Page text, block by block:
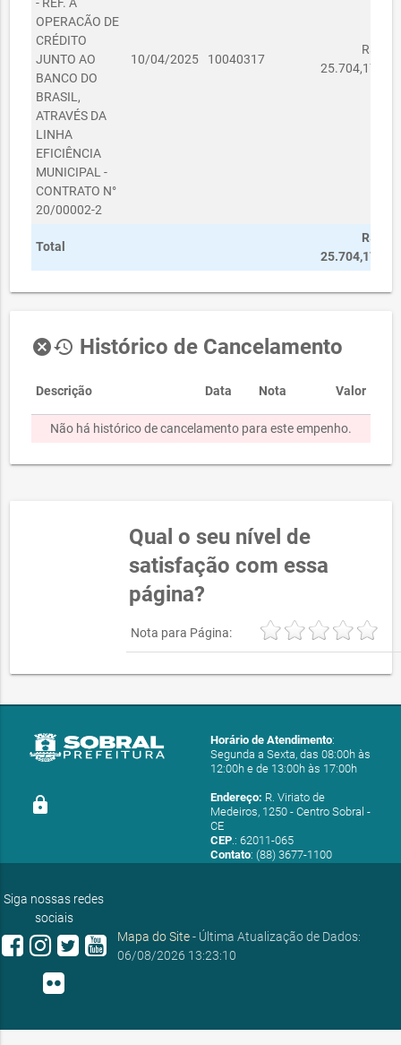
OPERACÃO DE
CRÉDITO
JUNTO AO
BANCO DO
BRASIL,
ATRAVÉS DA
LINHA
EFICIÊNCIA
MUNICIPAL -
CONTRATO N°
20/00002-2
10/04/2025 10040317
R$
25.704,17
Total
R$
25.704,17
cancelhistory Histórico de Cancelamento
Descrição Data Nota Valor
Não há histórico de cancelamento para este empenho.
Qual o seu nível de
satisfação com essa
página?
Nota para Página:
lock
Horário de Atendimento:
Segunda a Sexta, das 08:00h às
12:00h e de 13:00h às 17:00h
Endereço: R. Viriato de
Medeiros, 1250 - Centro Sobral -
CE
CEP.: 62011-065
Contato: (88) 3677-1100
Siga nossas redes
sociais
Mapa do Site- Última Atualização de Dados:
06/08/2026 13:23:10